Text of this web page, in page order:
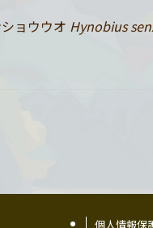
ョウウオ Hynobius
個人情報保